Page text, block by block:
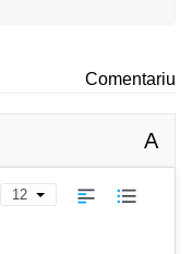
Comentariu
A
12